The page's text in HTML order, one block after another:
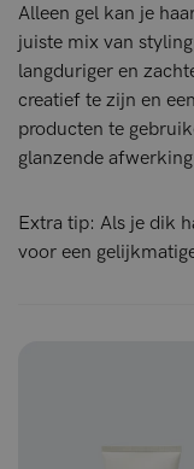
Alleen gel kan je
juiste mix van
langduriger en
creatief te zijn en
producten te
glanzende
Extra tip: Als je dik
voor een